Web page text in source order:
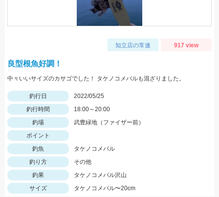
知立店の常連 917 view
良型根魚好調！
中々いいサイズのカサゴでした！ タケノコメバルも混ざりました。
釣行日
2022/05/25
釣行時間
18:00～20:00
釣場
武豊緑地（ファイザー前）
ポイント
釣魚
タケノコメバル
釣り方
その他
釣果
タケノコメバル沢山
サイズ
タケノコメバル〜20cm